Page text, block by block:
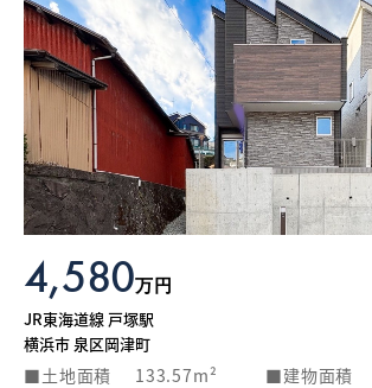
4,580万円
JR東海道線 戸塚駅
横浜市 泉区岡津町
土地面積 133.57m² 建物面積